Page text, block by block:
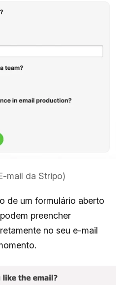
mail da Stripo)
de um formulário aberto
preencher
no seu e-mail